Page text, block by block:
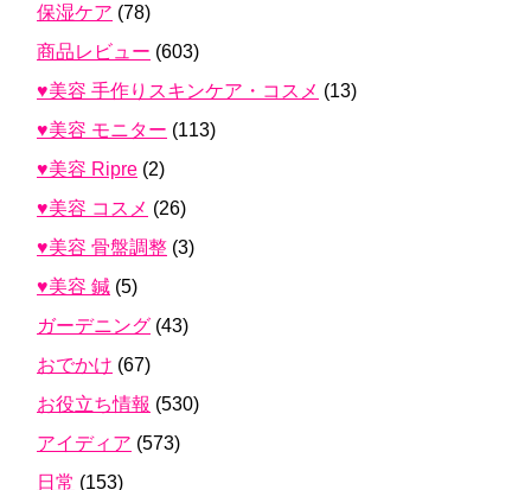
保湿ケア (78)
商品レビュー (603)
♥美容 手作りスキンケア・コスメ (13)
♥美容 モニター (113)
♥美容 Ripre (2)
♥美容 コスメ (26)
♥美容 骨盤調整 (3)
♥美容 鍼 (5)
ガーデニング (43)
おでかけ (67)
お役立ち情報 (530)
アイディア (573)
日常 (153)